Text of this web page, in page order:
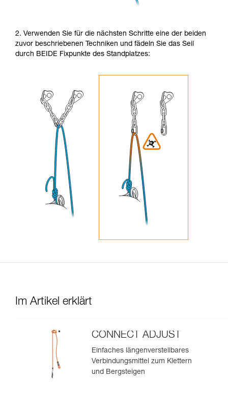
2. Verwenden Sie für die nächsten Schritte eine der beiden
zuvor beschriebenen Techniken und fädeln Sie das Seil
durch BEIDE Fixpunkte des Standplatzes:
Im Artikel erklärt
CONNECT ADJUST
Einfaches längenverstellbares
Verbindungsmittel zum Klettern
und Bergsteigen